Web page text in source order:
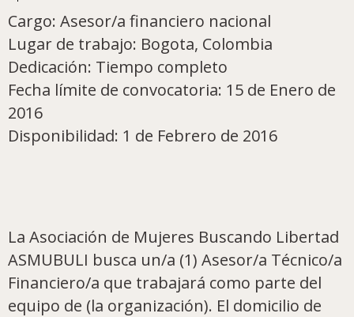
Cargo: Asesor/a financiero nacional
Lugar de trabajo: Bogota, Colombia
Dedicación: Tiempo completo
Fecha límite de convocatoria: 15 de Enero de
2016
Disponibilidad: 1 de Febrero de 2016
La Asociación de Mujeres Buscando Libertad
ASMUBULI busca un/a (1) Asesor/a Técnico/a
Financiero/a que trabajará como parte del
equipo de (la organización). El domicilio de